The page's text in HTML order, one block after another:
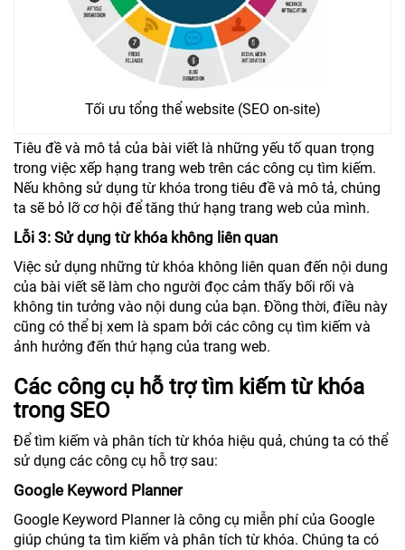
Tối ưu tổng thể website (SEO on-site)
Tiêu đề và mô tả của bài viết là những yếu tố quan trọng
trong việc xếp hạng trang web trên các công cụ tìm kiếm.
Nếu không sử dụng từ khóa trong tiêu đề và mô tả, chúng
ta sẽ bỏ lỡ cơ hội để tăng thứ hạng trang web của mình.
Lỗi 3: Sử dụng từ khóa không liên quan
Việc sử dụng những từ khóa không liên quan đến nội dung
của bài viết sẽ làm cho người đọc cảm thấy bối rối và
không tin tưởng vào nội dung của bạn. Đồng thời, điều này
cũng có thể bị xem là spam bởi các công cụ tìm kiếm và
ảnh hưởng đến thứ hạng của trang web.
Các công cụ hỗ trợ tìm kiếm từ khóa
trong SEO
Để tìm kiếm và phân tích từ khóa hiệu quả, chúng ta có thể
sử dụng các công cụ hỗ trợ sau:
Google Keyword Planner
Google Keyword Planner là công cụ miễn phí của Google
giúp chúng ta tìm kiếm và phân tích từ khóa. Chúng ta có